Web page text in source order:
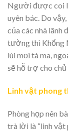
Người được coi
uyên bác. Do
của các nhà lãnh
tường thì Khổng
lùi mọi tà ma,
sẽ hỗ trợ cho chủ
Linh vật phong
Phòng họp nên
trà lời là “linh vật